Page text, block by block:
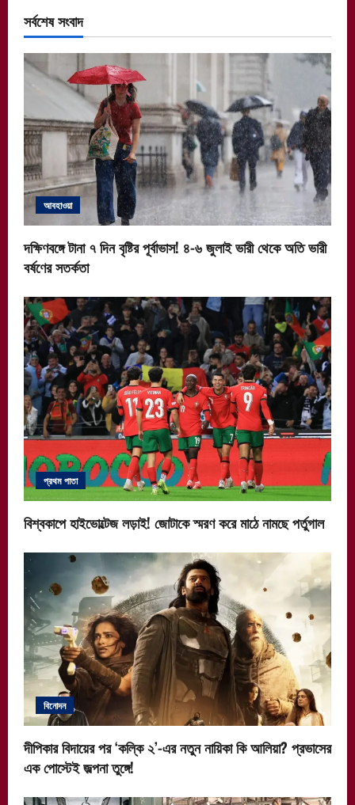
সর্বশেষ সংবাদ
আবহাওয়া
দক্ষিণবঙ্গে টানা ৭ দিন বৃষ্টির পূর্বাভাস! ৪-৬ জুলাই ভারী থেকে অতি ভারী
বর্ষণের সতর্কতা
প্রথম পাতা
বিশ্বকাপে হাইভোল্টেজ লড়াই! জোটাকে স্মরণ করে মাঠে নামছে পর্তুগাল
বিনোদন
দীপিকার বিদায়ের পর ‘কল্কি ২’-এর নতুন নায়িকা কি আলিয়া? প্রভাসের
এক পোস্টেই জল্পনা তুঙ্গে!